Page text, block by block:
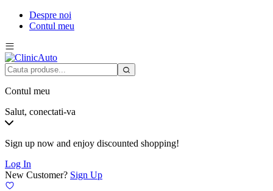
Despre noi
Contul meu
Contul meu
Salut, conectati-va
Sign up now and enjoy discounted shopping!
Log In
New Customer? Sign Up